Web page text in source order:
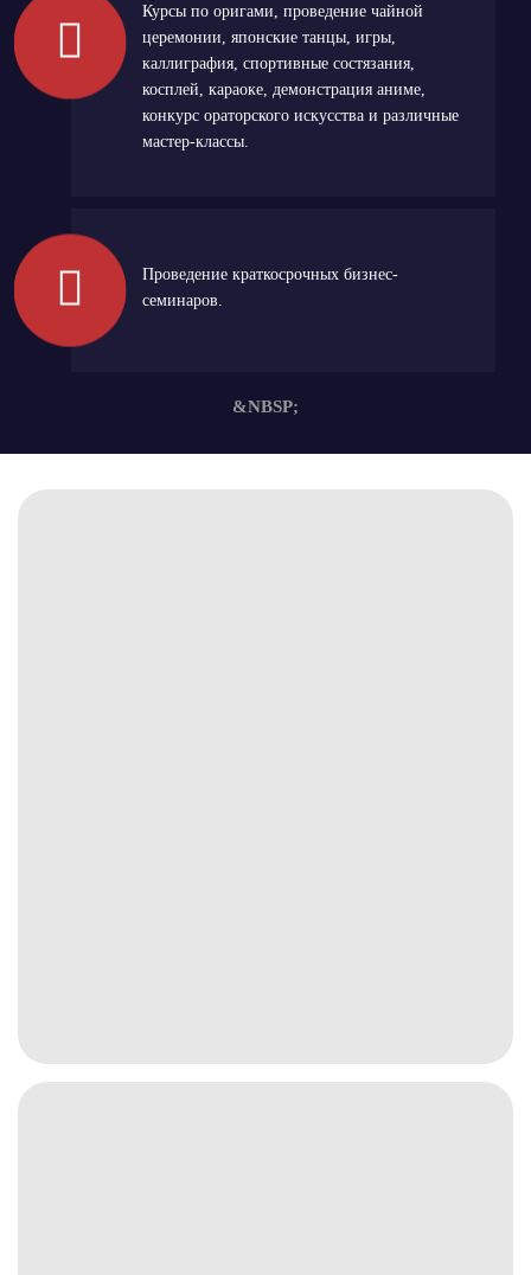
Курсы по оригами, проведение чайной
церемонии, японские танцы, игры,
каллиграфия, спортивные состязания,
косплей, караоке, демонстрация аниме,
конкурс ораторского искусства и различные
мастер-классы.
Проведение краткосрочных бизнес-
семинаров.
&NBSP;